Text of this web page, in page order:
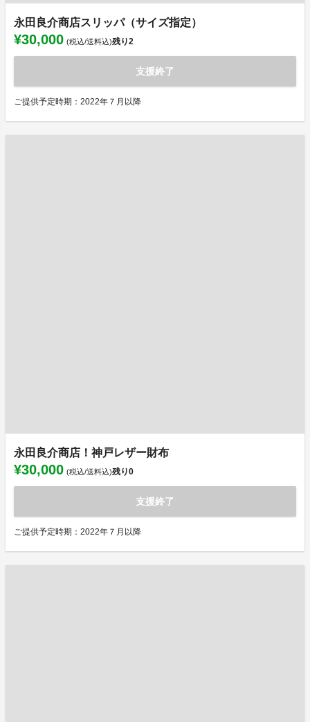
永田良介商店スリッパ（サイズ指定）
¥30,000 (税込/送料込)残り2
支援終了
ご提供予定時期：2022年７月以降
永田良介商店！神戸レザー財布
¥30,000 (税込/送料込)残り0
支援終了
ご提供予定時期：2022年７月以降